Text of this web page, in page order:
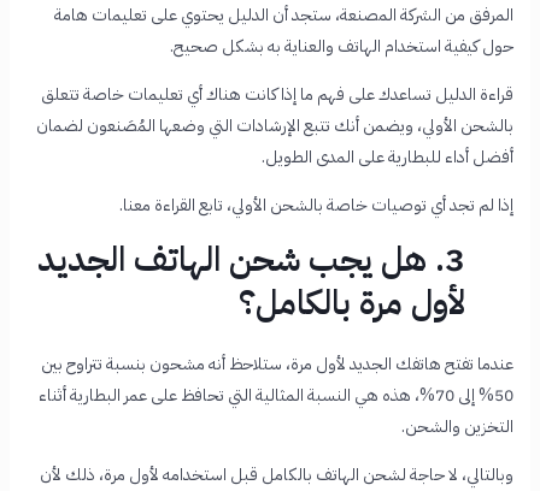
المرفق من الشركة المصنعة، ستجد أن الدليل يحتوي على تعليمات هامة
حول كيفية استخدام الهاتف والعناية به بشكل صحيح.
قراءة الدليل تساعدك على فهم ما إذا كانت هناك أي تعليمات خاصة تتعلق
بالشحن الأولي، ويضمن أنك تتبع الإرشادات التي وضعها المُصَنعون لضمان
أفضل أداء للبطارية على المدى الطويل.
إذا لم تجد أي توصيات خاصة بالشحن الأولي، تابع القراءة معنا.
3. هل يجب شحن الهاتف الجديد
لأول مرة بالكامل؟
عندما تفتح هاتفك الجديد لأول مرة، ستلاحظ أنه مشحون بنسبة تتراوح بين
50% إلى 70%، هذه هي النسبة المثالية التي تحافظ على عمر البطارية أثناء
التخزين والشحن.
وبالتالي، لا حاجة لشحن الهاتف بالكامل قبل استخدامه لأول مرة، ذلك لأن